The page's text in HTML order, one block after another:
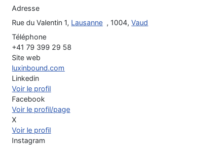
Adresse
Rue du Valentin 1, Lausanne , 1004,Vaud
Téléphone
+41 79 399 29 58
Site web
luxinbound.com
Linkedin
Voir le profil
Facebook
Voir le profil/page
X
Voir le profil
Instagram